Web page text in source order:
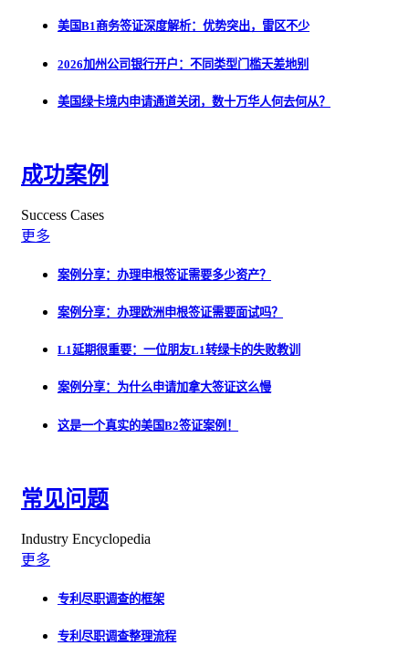
美国B1商务签证深度解析：优势突出，雷区不少
2026加州公司银行开户：不同类型门槛天差地别
美国绿卡境内申请通道关闭，数十万华人何去何从？
成功案例
Success Cases
更多
案例分享：办理申根签证需要多少资产？
案例分享：办理欧洲申根签证需要面试吗？
L1延期很重要：一位朋友L1转绿卡的失败教训
案例分享：为什么申请加拿大签证这么慢
这是一个真实的美国B2签证案例！
常见问题
Industry Encyclopedia
更多
专利尽职调查的框架
专利尽职调查整理流程